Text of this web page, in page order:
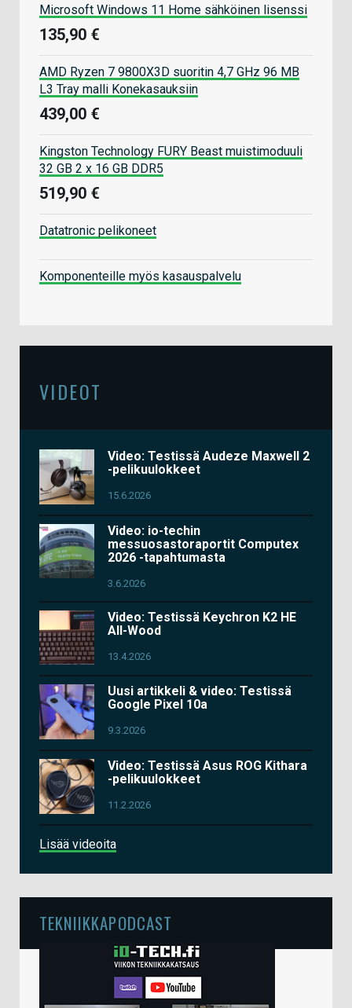
Microsoft Windows 11 Home sähköinen lisenssi
135,90 €
AMD Ryzen 7 9800X3D suoritin 4,7 GHz 96 MB
L3 Tray malli Konekasauksiin
439,00 €
Kingston Technology FURY Beast muistimoduuli
32 GB 2 x 16 GB DDR5
519,90 €
Datatronic pelikoneet
Komponenteille myös kasauspalvelu
VIDEOT
Video: Testissä Audeze Maxwell 2
-pelikuulokkeet
15.6.2026
Video: io-techin
messuosastoraportit Computex
2026 -tapahtumasta
3.6.2026
Video: Testissä Keychron K2 HE
All-Wood
13.4.2026
Uusi artikkeli & video: Testissä
Google Pixel 10a
9.3.2026
Video: Testissä Asus ROG Kithara
-pelikuulokkeet
11.2.2026
Lisää videoita
TEKNIIKKAPODCAST